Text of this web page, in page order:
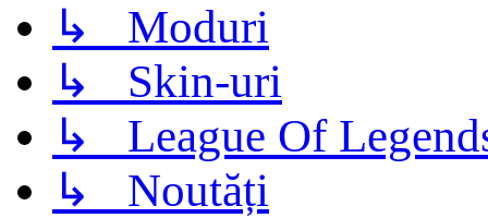
↳ Moduri
↳ Skin-uri
↳ League Of
↳ Noutăți